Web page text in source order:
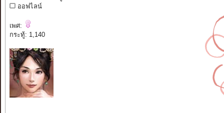
ออฟไลน์
เพศ:
กระทู้: 1,140